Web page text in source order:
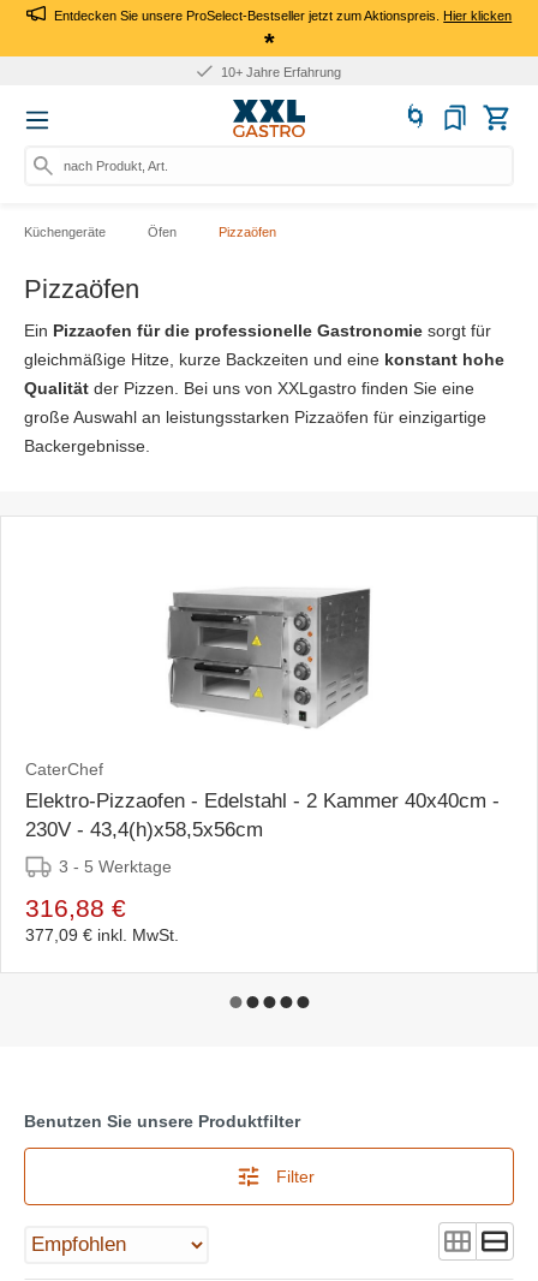
Entdecken Sie unsere ProSelect-Bestseller jetzt zum Aktionspreis.Hier klicken
*
10+ Jahre Erfahrung
nach Produkt, Art.-Nr., Marke
Küchengeräte Öfen Pizzaöfen
Pizzaöfen
Ein Pizzaofen für die professionelle Gastronomie sorgt für
gleichmäßige Hitze, kurze Backzeiten und eine konstant hohe
Qualität der Pizzen. Bei uns von XXLgastro finden Sie eine
große Auswahl an leistungsstarken Pizzaöfen für einzigartige
Backergebnisse.
CaterChef
Elektro-Pizzaofen - Edelstahl - 2 Kammer 40x40cm -
230V - 43,4(h)x58,5x56cm
3 - 5 Werktage
316,88 €
377,09 € inkl. MwSt.
Benutzen Sie unsere Produktfilter
Filter